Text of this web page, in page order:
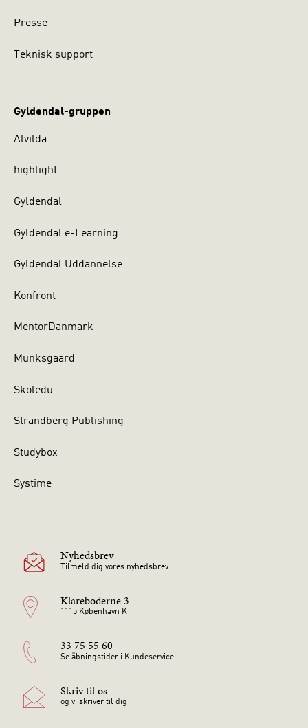
Presse
Teknisk support
Gyldendal-gruppen
Alvilda
highlight
Gyldendal
Gyldendal e-Learning
Gyldendal Uddannelse
Konfront
MentorDanmark
Munksgaard
Skoledu
Strandberg Publishing
Studybox
Systime
Nyhedsbrev
Tilmeld dig vores nyhedsbrev
Klareboderne 3
1115 København K
33 75 55 60
Se åbningstider i Kundeservice
Skriv til os
og vi skriver til dig